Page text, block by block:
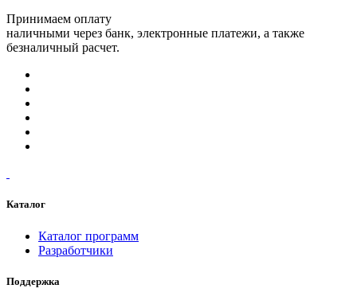
Принимаем оплату
наличными через банк, электронные платежи, а также
безналичный расчет.
Каталог
Каталог программ
Разработчики
Поддержка